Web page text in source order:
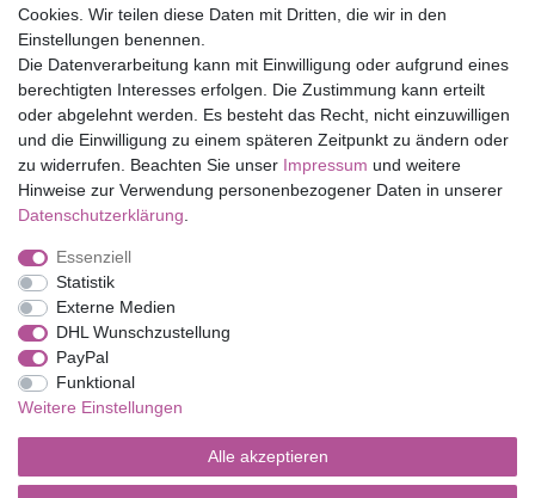
Eduplay
Folia Bringmann
Shop
Mein Konto
Service
Versandkosten
Impressum
Barrierefreiheitserklärung
Cookies. Wir teilen diese Daten mit Dritten, die wir in den
Einstellungen benennen.
Die Datenverarbeitung kann mit Einwilligung oder aufgrund eines
berechtigten Interesses erfolgen. Die Zustimmung kann erteilt
oder abgelehnt werden. Es besteht das Recht, nicht einzuwilligen
und die Einwilligung zu einem späteren Zeitpunkt zu ändern oder
zu widerrufen. Beachten Sie unser Impressum und weitere
Hinweise zur Verwendung personenbezogener Daten in unserer
Daten­schutz­erklärung
Essenziell
Statistik
Externe Medien
DHL Wunschzustellung
PayPal
Funktional
Weitere Einstellungen
Alle akzeptieren